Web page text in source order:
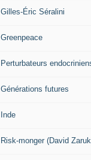
Gilles-Éric Séralini
Greenpeace
Perturbateurs
Générations futures
Inde
Risk-monger (David